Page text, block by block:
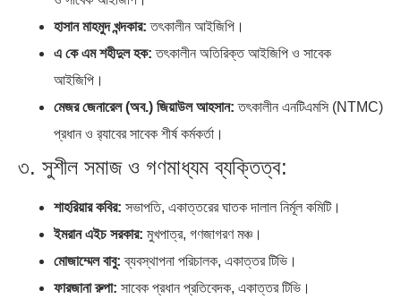
হাসান মাহমুদ খন্দকার: তৎকালীন আইজিপি।
এ কে এম শহীদুল হক: তৎকালীন অতিরিক্ত আইজিপি ও সাবেক
আইজিপি।
মেজর জেনারেল (অব.) জিয়াউল আহসান: তৎকালীন এনটিএমসি (NTMC)
প্রধান ও র‍্যাবের সাবেক শীর্ষ কর্মকর্তা।
৩. সুশীল সমাজ ও গণমাধ্যম ব্যক্তিত্ব:
শাহরিয়ার কবির: সভাপতি, একাত্তরের ঘাতক দালাল নির্মূল কমিটি।
ইমরান এইচ সরকার: মুখপাত্র, গণজাগরণ মঞ্চ।
মোজাম্মেল বাবু: ব্যবস্থাপনা পরিচালক, একাত্তর টিভি।
ফারজানা রুপা: সাবেক প্রধান প্রতিবেদক, একাত্তর টিভি।